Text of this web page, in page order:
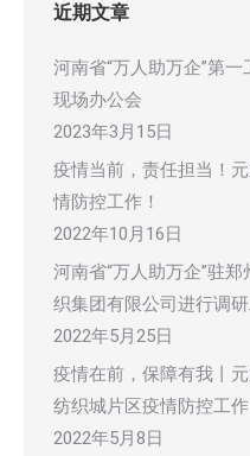
近期文章
河南省“万人助万企”第
现场办公会
2023年3月15日
疫情当前，责任担当！
情防控工作！
2022年10月16日
河南省“万人助万企”驻
织集团有限公司进行调
2022年5月25日
疫情在前，保障有我丨
纺织城片区疫情防控工作
2022年5月8日